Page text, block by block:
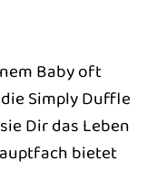
Baby oft
Simply Duffle
Dir das Leben
bietet